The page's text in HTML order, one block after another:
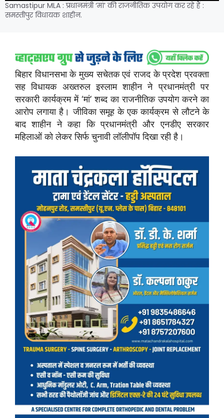
Samastipur MLA : प्रधानमंत्री ‘मां’ की राजनीतिक उपयोग कर रहे हैं :
समस्तीपुर विधायक शाहीन.
बिहार विधानसभा के मुख्य सचेतक एवं राजद के प्रदेश प्रवक्ता
सह विधायक अख्तरुल इस्लाम शाहीन ने प्रधानमंत्री पर
सरकारी कार्यक्रम में ‘मां’ शब्द का राजनीतिक उपयोग करने का
आरोप लगाया है। जीविका समूह के एक कार्यक्रम से लौटने के
बाद शाहीन ने कहा कि प्रधानमंत्री और एनडीए सरकार
महिलाओं को लेकर सिर्फ चुनावी लॉलीपॉप दिखा रही है।